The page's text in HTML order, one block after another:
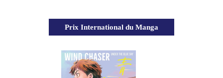
Prix International du Manga